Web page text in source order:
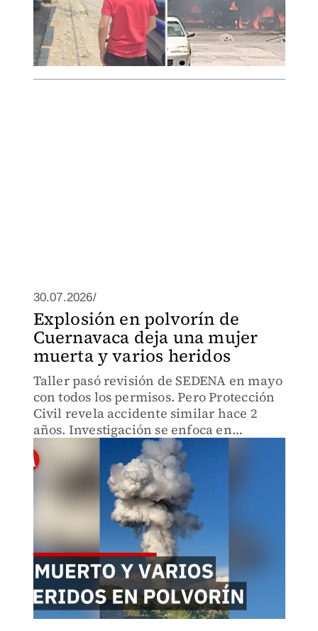
30.07.2026/
Explosión en polvorín de
Cuernavaca deja una mujer
muerta y varios heridos
Taller pasó revisión de SEDENA en mayo
con todos los permisos. Pero Protección
Civil revela accidente similar hace 2
años. Investigación se enfoca en
determinar si el taller puede seguir
operando.